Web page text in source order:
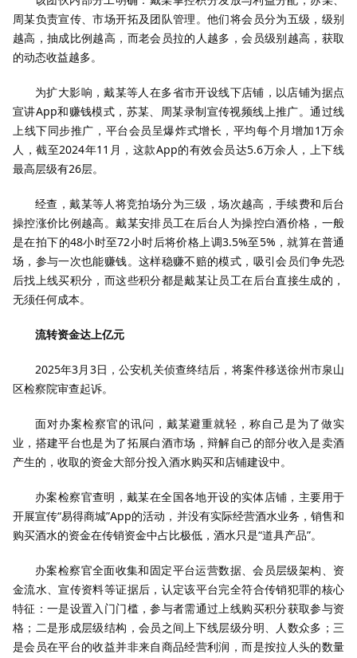
周某负责宣传、市场开拓及团队管理。他们将会员分为五级，级别
越高，抽成比例越高，而老会员拉的人越多，会员级别越高，获取
的动态收益越多。
为扩大影响，戴某等人在多省市开设线下店铺，以店铺为据点
宣讲App和赚钱模式，苏某、周某录制宣传视频线上推广。通过线
上线下同步推广，平台会员呈爆炸式增长，平均每个月增加1万余
人，截至2024年11月，这款App的有效会员达5.6万余人，上下线
最高层级有26层。
经查，戴某等人将竞拍场分为三级，场次越高，手续费和后台
操控涨价比例越高。戴某安排员工在后台人为操控白酒价格，一般
是在拍下的48小时至72小时后将价格上调3.5%至5%，就算在普通
场，参与一次也能赚钱。这样稳赚不赔的模式，吸引会员们争先恐
后找上线买积分，而这些积分都是戴某让员工在后台直接生成的，
无须任何成本。
流转资金达上亿元
2025年3月3日，公安机关侦查终结后，将案件移送徐州市泉山
区检察院审查起诉。
面对办案检察官的讯问，戴某避重就轻，称自己是为了做实
业，搭建平台也是为了拓展白酒市场，辩解自己的部分收入是卖酒
产生的，收取的资金大部分投入酒水购买和店铺建设中。
办案检察官查明，戴某在全国各地开设的实体店铺，主要用于
开展宣传“易得商城”App的活动，并没有实际经营酒水业务，销售和
购买酒水的资金在传销资金中占比极低，酒水只是“道具产品”。
办案检察官全面收集和固定平台运营数据、会员层级架构、资
金流水、宣传资料等证据后，认定该平台完全符合传销犯罪的核心
特征：一是设置入门门槛，参与者需通过上线购买积分获取参与资
格；二是形成层级结构，会员之间上下线层级分明、人数众多；三
是会员在平台的收益并非来自商品经营利润，而是按拉人头的数量